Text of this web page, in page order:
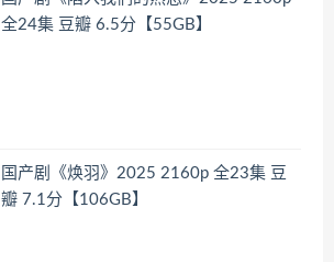
全24集 豆瓣 6.5分【55GB】
国产剧《焕羽》2025 2160p 全23集 豆
瓣 7.1分【106GB】